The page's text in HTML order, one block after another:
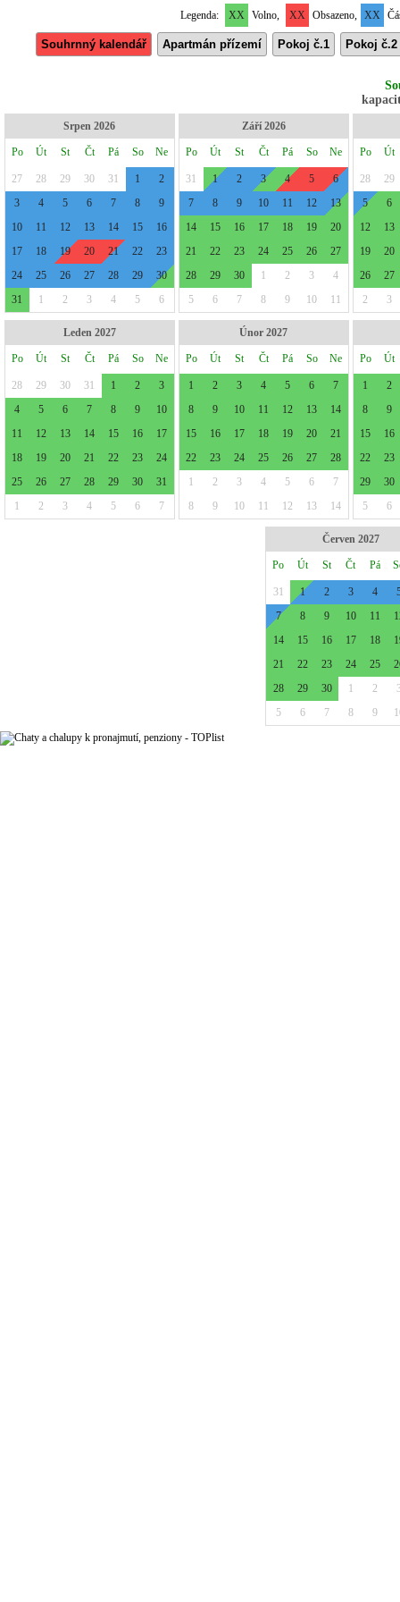
Legenda: XX Volno, XX Obsazeno, XX
Souhrnný kalendář Apartmán přízemí Pokoj č.1 Pokoj č.2
Srpen 2026
Po Út St Čt Pá So Ne
27 28 29 30 31 1
2
3
4 5 6 7 8
9
10
11 12 13 14 15
16
17
18 19 20 21 22
23
24
25 26 27 28 29
30
31
1 2 3 4 5 6
Září 2026
Po Út St Čt Pá So Ne
31 1 2 3 4 5
6
7
8 9 10 11 12
13
14
15 16 17 18 19
20
21
22 23 24 25 26
27
28
29 30 1 2 3
4
5
6 7 8 9 10 11
Po Út
28
29
5
6
12
13
19
20
26
27
2
3
Leden 2027
Po Út St Čt Pá So Ne
28 29 30 31 1 2
3
4
5 6 7 8 9
10
11
12 13 14 15 16
17
18
19 20 21 22 23
24
25
26 27 28 29 30
31
1
2 3 4 5 6 7
Únor 2027
Po Út St Čt Pá So Ne
1 2 3 4 5 6
7
8
9 10 11 12 13
14
15
16 17 18 19 20
21
22
23 24 25 26 27
28
1
2 3 4 5 6
7
8
9 10 11 12 13 14
Po Út
1
2
8
9
15
16
22
23
29
30
5
6
Červen 2027
Po Út St Čt Pá
31 1 2 3 4
7
8 9 10 11
14
15 16 17 18
21
22 23 24 25
28
29 30 1 2
5
6 7 8 9